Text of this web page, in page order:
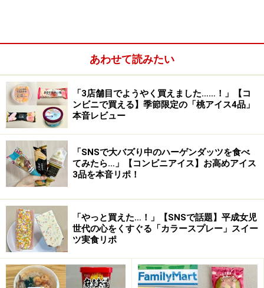
まずは、とろける食感のティラミスを味わ
って
あわせて読みたい
「3店舗目でようやく買えました……！」【コ
ンビニで買える】季節限定の「桃アイス4品」
本音レビュー
「SNSで大バズり中のハーゲンダッツを食べ
てみたら…」【コンビニアイス】お高めアイス
3品を本音リポ！
「やっと買えた…！」【SNSで話題】平成女児
世代の心をくすぐる「カラースプレー」スイー
ツ実食リポ